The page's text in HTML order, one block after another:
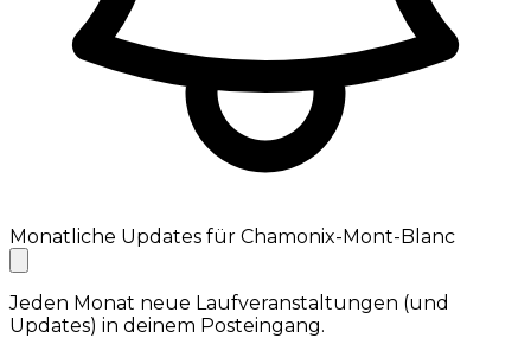
Monatliche Updates für Chamonix-Mont-Blanc
Jeden Monat neue Laufveranstaltungen (und
Updates) in deinem Posteingang.